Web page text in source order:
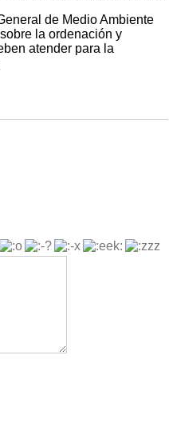
de Medio Ambiente
la ordenación y
atender para la